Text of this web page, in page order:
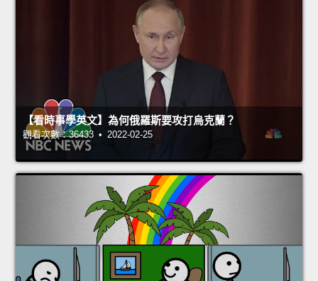
【看時事學英文】為何俄羅斯要攻打烏克蘭？
觀看次數：36433 • 2022-02-25